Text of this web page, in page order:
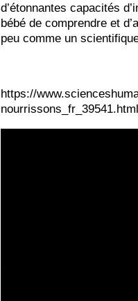
d’étonnantes capacités
bébé de comprendre et
peu comme un
https://
nourrissons_fr_39541.html